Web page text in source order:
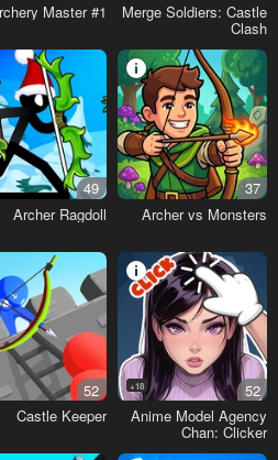
Merge Soldiers: Castle
Clash
#1 Archery Master
37
Archer vs Monsters
49
Archer Ragdoll
52
18+
Anime Model Agency
Chan: Clicker
52
Castle Keeper